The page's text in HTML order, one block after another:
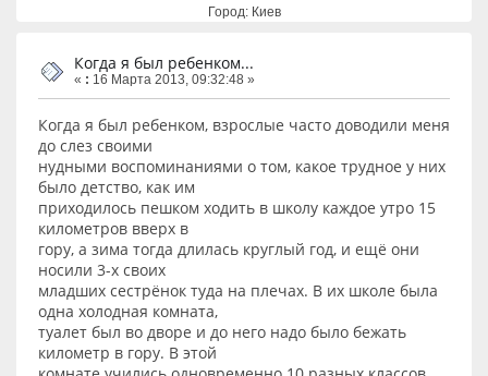
Город: Киев
Когда я был ребенком...
« : 16 Марта 2013, 09:32:48 »
Когда я был ребенком, взрослые часто доводили меня
до слез своими
нудными воспоминаниями о том, какое трудное у них
было детство, как им
приходилось пешком ходить в школу каждое утро 15
километров вверх в
гору, а зима тогда длилась круглый год, и ещё они
носили 3-х своих
младших сестрёнок туда на плечах. В их школе была
одна холодная комната,
туалет был во дворе и до него надо было бежать
километр в гору. В этой